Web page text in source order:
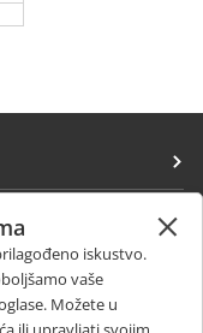
iskustvo.
vaše
Možete u